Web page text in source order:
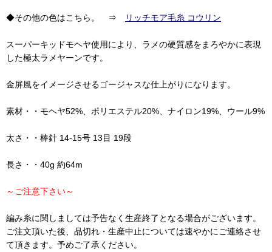
◆その他の色はこちら。 ⇒ リッチモア毛糸 コウリン
スーパーキッドモヘヤ使用により、ラメの硬質感をまろやかに表現
した極太ラメヤーンです。
金屏風をイメージさせるゴージャスな仕上がりになります。
素材・・モヘヤ52%、ポリエステル20%、ナイロン19%、ウール9%
太さ・・棒針 14-15号 13目 19段
長さ・・40g 約64m
～ご注意下さい～
編み糸に関しましては予告なく生産終了となる場合がございます。
ご注文頂いた後、品切れ・生産中止については速やかにご連絡させ
て頂きます。予めご了承ください。